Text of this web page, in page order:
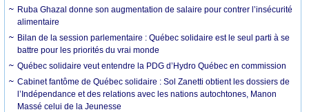
Ruba Ghazal donne son augmentation de salaire pour contrer l’insécurité
alimentaire
Bilan de la session parlementaire : Québec solidaire est le seul parti à se
battre pour les priorités du vrai monde
Québec solidaire veut entendre la PDG d’Hydro Québec en commission
Cabinet fantôme de Québec solidaire : Sol Zanetti obtient les dossiers de
l’Indépendance et des relations avec les nations autochtones, Manon
Massé celui de la Jeunesse